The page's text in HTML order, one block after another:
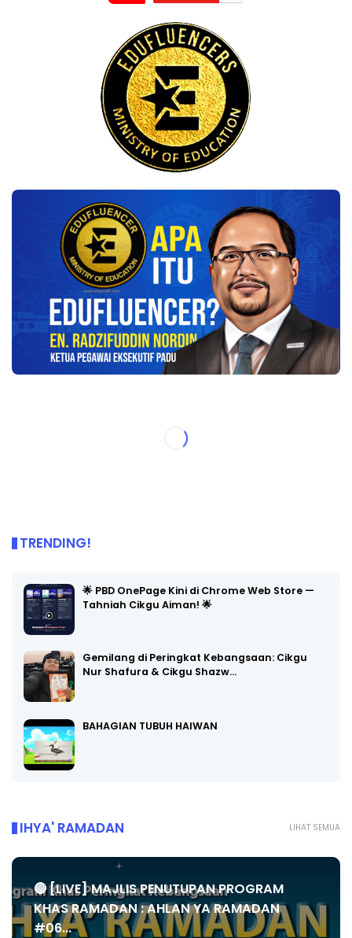
TRENDING!
🌟 PBD OnePage Kini di Chrome Web Store —
Tahniah Cikgu Aiman! 🌟
Gemilang di Peringkat Kebangsaan: Cikgu
Nur Shafura & Cikgu Shazw…
BAHAGIAN TUBUH HAIWAN
LIHAT SEMUA
IHYA' RAMADAN
🔴 [LIVE] MAJLIS PENUTUPAN PROGRAM
KHAS RAMADAN : AHLAN YA RAMADAN
#06...